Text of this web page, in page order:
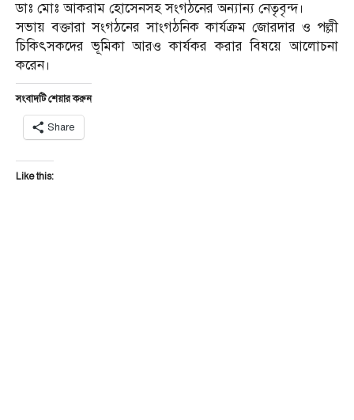
ডাঃ মোঃ আকরাম হোসেনসহ সংগঠনের অন্যান্য নেতৃবৃন্দ।
সভায় বক্তারা সংগঠনের সাংগঠনিক কার্যক্রম জোরদার ও পল্লী
চিকিৎসকদের ভূমিকা আরও কার্যকর করার বিষয়ে আলোচনা
করেন।
সংবাদটি শেয়ার করুন
Share
Like this: